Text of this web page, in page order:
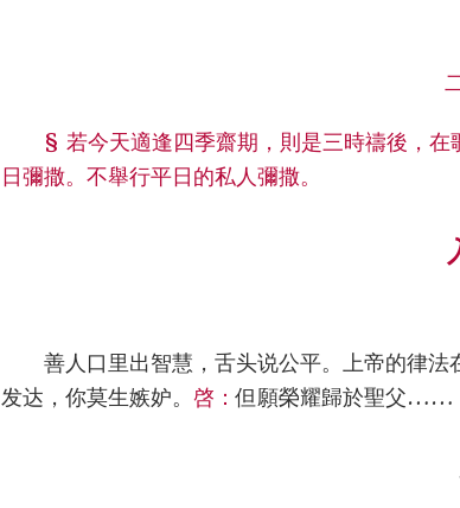
§ 若今天適逢四季齋期，則是三時禱後，
日彌撒。不舉行平日的私人彌撒。
善人口里出智慧，舌头说公平。上帝的律法
发达，你莫生嫉妒。 啓：但願榮耀歸於聖父……